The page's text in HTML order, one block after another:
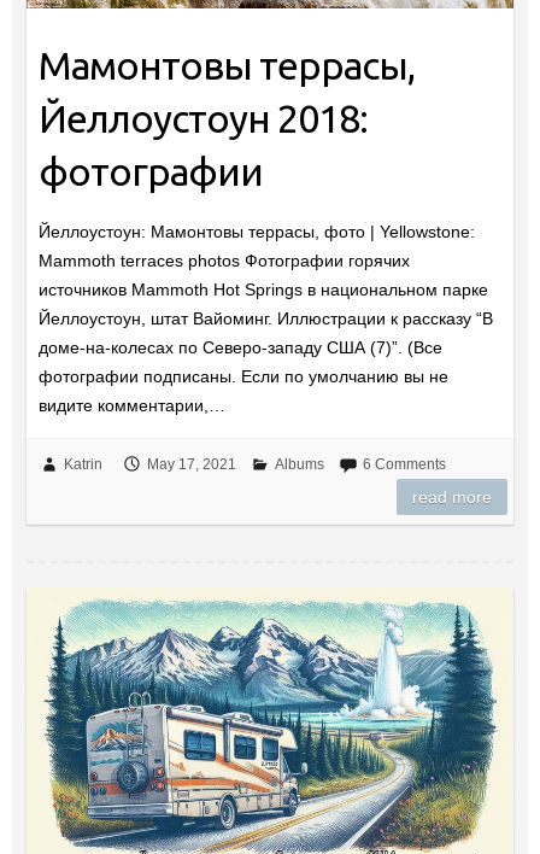
Мамонтовы террасы,
Йеллоустоун 2018:
фотографии
Йеллоустоун: Мамонтовы террасы, фото | Yellowstone:
Mammoth terraces photos Фотографии горячих
источников Mammoth Hot Springs в национальном парке
Йеллоустоун, штат Вайоминг. Иллюстрации к рассказу “В
доме-на-колесах по Северо-западу США (7)”. (Все
фотографии подписаны. Если по умолчанию вы не
видите комментарии,…
Katrin May 17, 2021 Albums 6 Comments
read more